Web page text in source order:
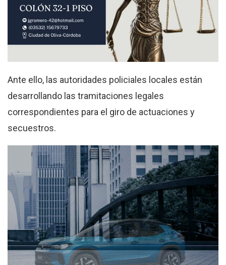
Ante ello, las autoridades policiales locales están
desarrollando las tramitaciones legales
correspondientes para el giro de actuaciones y
secuestros.